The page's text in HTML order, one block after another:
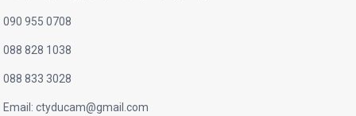
090 955 0708
088 828 1038
088 833 3028
Email: ctyducam@gmail.com